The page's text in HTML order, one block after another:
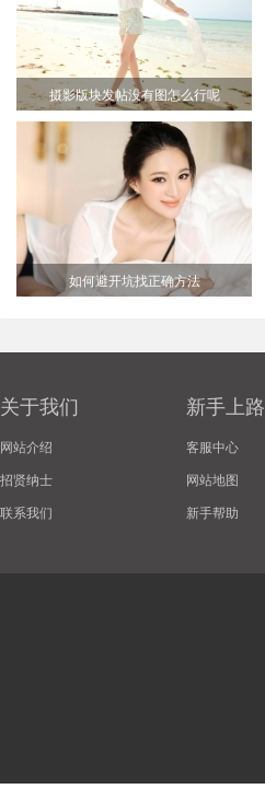
摄影版块发帖没有图怎么行呢
如何避开坑找正确方法
关于我们
网站介绍
招贤纳士
联系我们
新手上路
客服中心
网站地图
新手帮助